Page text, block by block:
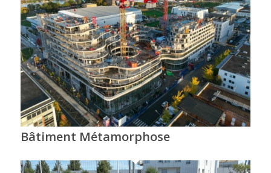
Bâtiment Métamorphose